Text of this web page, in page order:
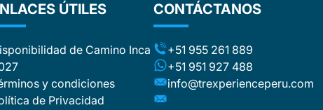
ÚTILES
de Camino Inca
y condiciones
de Privacidad
CONTÁCTANOS
+51 955 261 889
+51 951 927 488
info@trexperienceperu.com